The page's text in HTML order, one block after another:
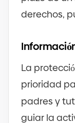
derechos,
La
prioridad
padres y
guiar la